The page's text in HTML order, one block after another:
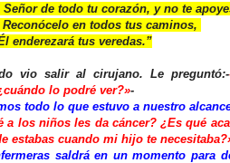
Señor de todo tu corazón, y no te
en todos tus caminos,
enderezará tus veredas.”
vio salir al cirujano. Le preguntó:-
lo podré ver?»-
todo lo que estuvo a nuestro
a los niños les da cáncer? ¿Es qué
estabas cuando mi hijo te
saldrá en un momento para